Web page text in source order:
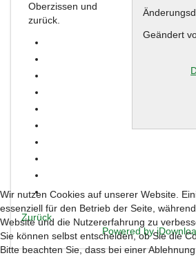
Oberzissen und
zurück.
Geändert
Zurück
Powered by
Wir nutzen Cookies auf unserer Website.
essenziell für den Betrieb der Seite,
Website und die Nutzererfahrung zu
Sie können selbst entscheiden, ob Sie die
Bitte beachten Sie, dass bei einer